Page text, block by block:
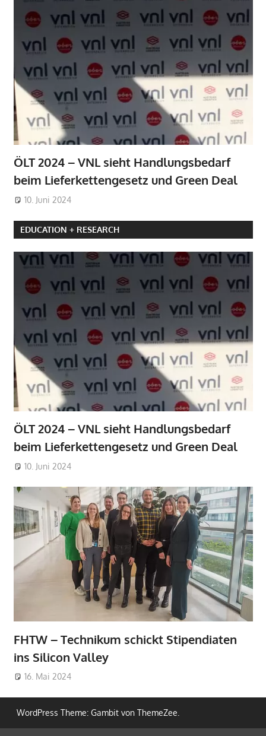
ÖLT 2024 – VNL sieht Handlungsbedarf
beim Lieferkettengesetz und Green Deal
10. Juni 2024
EDUCATION + RESEARCH
ÖLT 2024 – VNL sieht Handlungsbedarf
beim Lieferkettengesetz und Green Deal
10. Juni 2024
FHTW – Technikum schickt Stipendiaten
ins Silicon Valley
16. Mai 2024
WordPress Theme: Gambit von ThemeZee.